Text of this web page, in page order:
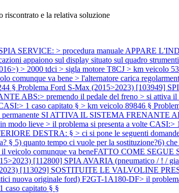
e la relativa soluzione
SERVICE: > procedura manuale APPARE
appaiono sul display situato sul quadro
> 2000 tdci > sigla motore T8CJ > km veicolo
comunque va bene > l'alternatore carica
§ Problema Ford S-Max (2015>2023) [103949]
ABS:> premendo il pedale del freno > si attiva il
1 caso capitato § > km veicolo 89846 §
SI ATTIVA IL SISTEMA FRENANTE
modo lieve > il problema si presenta a volte
DESTRA: § > ci si pone le seguenti
§ 5) quanto tempo ci vuole per la sostituzione?6)
comunque va beneFATTO COME
[112800] SPIA AVARIA (pneumatico / ! /
[113029] SOSTITUITE LE VALVOLINE
nuova originale ford) F2GT-1A180-DF> il
caso capitato § §